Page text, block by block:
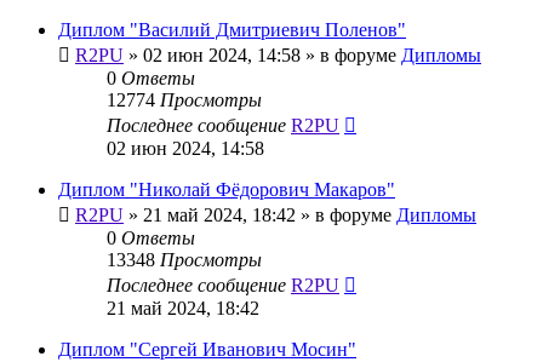
Диплом "Василий Дмитриевич Поленов"
R2PU » 02 июн 2024, 14:58 » в форуме Дипломы
0 Ответы
12774 Просмотры
Последнее сообщение R2PU
02 июн 2024, 14:58
Диплом "Николай Фёдорович Макаров"
R2PU » 21 май 2024, 18:42 » в форуме Дипломы
0 Ответы
13348 Просмотры
Последнее сообщение R2PU
21 май 2024, 18:42
Диплом "Сергей Иванович Мосин"